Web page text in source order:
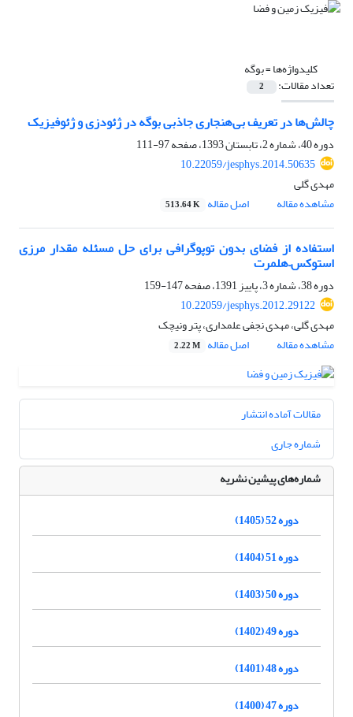
کلیدواژه‌ها =بوگه
تعداد مقالات: 2
چالش‌ها در تعریف بی‌‌هنجاری جاذبی بوگه در ژئودزی و ژئوفیزیک
دوره 40، شماره 2، تابستان 1393، صفحه
97-111
10.22059/jesphys.2014.50635
مهدی گلی
مشاهده مقاله
اصل مقاله 513.64 K
استفاده از فضای بدون توپوگرافی برای حل مسئله مقدار مرزی
استوکس–هلمرت
دوره 38، شماره 3، پاییز 1391، صفحه
147-159
10.22059/jesphys.2012.29122
مهدی گلی، مهدی نجفی علمداری، پتر ونیچک
مشاهده مقاله
اصل مقاله 2.22 M
مقالات آماده انتشار
شماره جاری
شماره‌های پیشین نشریه
دوره 52 (1405)
دوره 51 (1404)
دوره 50 (1403)
دوره 49 (1402)
دوره 48 (1401)
دوره 47 (1400)